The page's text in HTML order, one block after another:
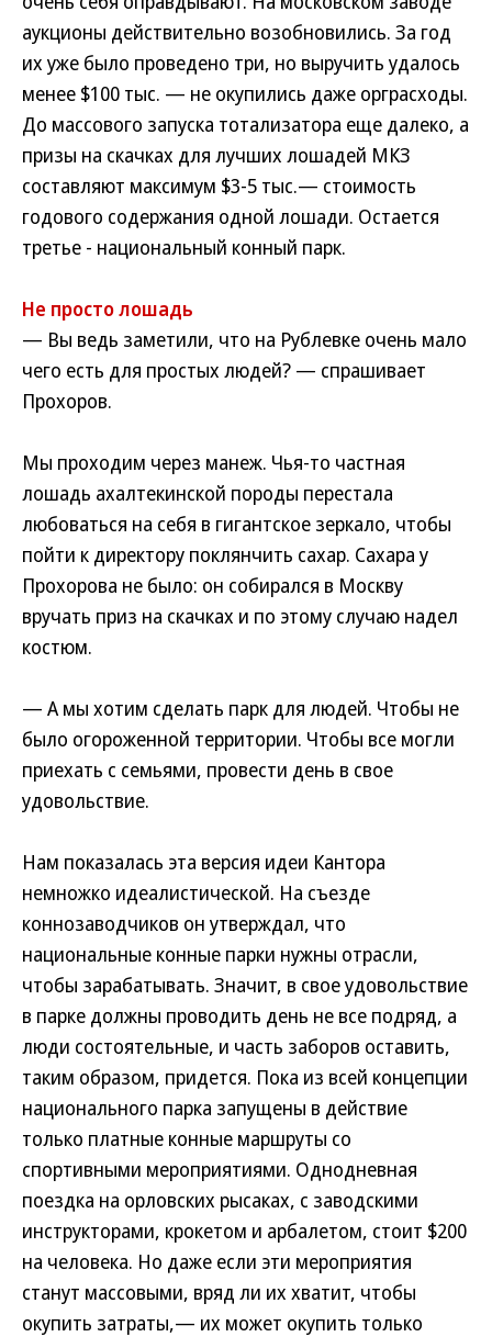
аукционы действительно возобновились. За год
их уже было проведено три, но выручить удалось
менее $100 тыс. — не окупились даже орграсходы.
До массового запуска тотализатора еще далеко, а
призы на скачках для лучших лошадей МКЗ
составляют максимум $3-5 тыс.— стоимость
годового содержания одной лошади. Остается
третье - национальный конный парк.
Не просто лошадь
— Вы ведь заметили, что на Рублевке очень мало
чего есть для простых людей? — спрашивает
Прохоров.
Мы проходим через манеж. Чья-то частная
лошадь ахалтекинской породы перестала
любоваться на себя в гигантское зеркало, чтобы
пойти к директору поклянчить сахар. Сахара у
Прохорова не было: он собирался в Москву
вручать приз на скачках и по этому случаю надел
костюм.
— А мы хотим сделать парк для людей. Чтобы не
было огороженной территории. Чтобы все могли
приехать с семьями, провести день в свое
удовольствие.
Нам показалась эта версия идеи Кантора
немножко идеалистической. На съезде
коннозаводчиков он утверждал, что
национальные конные парки нужны отрасли,
чтобы зарабатывать. Значит, в свое удовольствие
в парке должны проводить день не все подряд, а
люди состоятельные, и часть заборов оставить,
таким образом, придется. Пока из всей концепции
национального парка запущены в действие
только платные конные маршруты со
спортивными мероприятиями. Однодневная
поездка на орловских рысаках, с заводскими
инструкторами, крокетом и арбалетом, стоит $200
на человека. Но даже если эти мероприятия
станут массовыми, вряд ли их хватит, чтобы
окупить затраты,— их может окупить только